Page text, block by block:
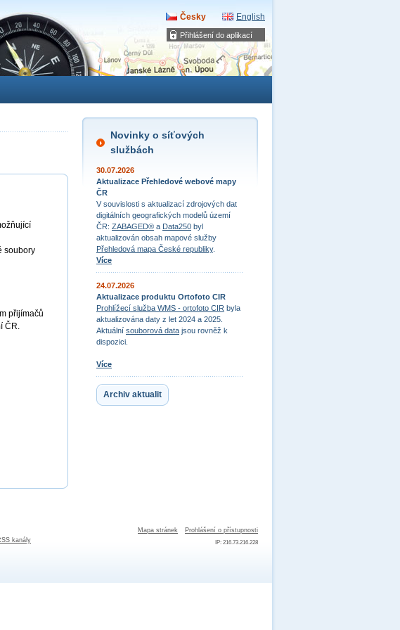
Přihlášení do aplikací
Česky English
Novinky o síťových
službách
30.07.2026
Aktualizace Přehledové webové mapy
ČR
V souvislosti s aktualizací zdrojových dat
digitálních geografických modelů území
ČR: ZABAGED® a Data250 byl
aktualizován obsah mapové služby
Přehledová mapa České republiky.
Více
24.07.2026
Aktualizace produktu Ortofoto CIR
Prohlížecí služba WMS - ortofoto CIR byla
aktualizována daty z let 2024 a 2025.
Aktuální souborová data jsou rovněž k
dispozici.
Více
Archiv aktualit
soubory
přijímačů
ČR.
Mapa stránek Prohlášení o přístupnosti
IP: 216.73.216.228
kanály